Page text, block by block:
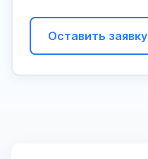
Оставить заявку